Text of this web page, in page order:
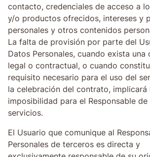
contacto, credenciales de acceso a
y/o productos ofrecidos, intereses y
personales y otros contenidos
La falta de provisión por parte del
Datos Personales, cuando exista una
legal o contractual, o cuando
requisito necesario para el uso del
la celebración del contrato, implicará
imposibilidad para el Responsable
servicios.
El Usuario que comunique al
Personales de terceros es directa y